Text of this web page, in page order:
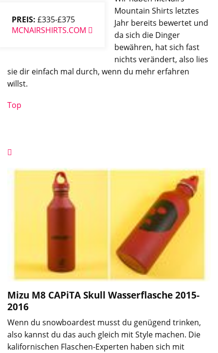
PREIS: £335-£375
MCNAIRSHIRTS.COM
Mountain Shirts letztes
Jahr bereits bewertet und
da sich die Dinger
bewähren, hat sich fast
nichts verändert, also lies
sie dir einfach mal durch, wenn du mehr erfahren
willst.
Top
Mizu M8 CAPiTA Skull Wasserflasche2015-
2016
Wenn du snowboardest musst du genügend trinken,
also kannst du das auch gleich mit Style machen. Die
kalifornischen Flaschen-Experten haben sich mit